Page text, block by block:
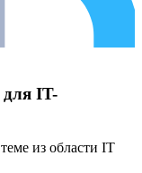
IT-
из области IT